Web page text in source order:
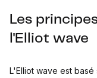
Les
l'Elliot wave
L'Elliot wave est